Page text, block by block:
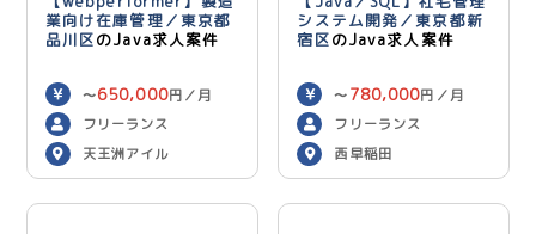
業向け在庫管理／東京都
品川区のJava求人案件
〜650,000円／月
フリーランス
天王洲アイル
システム開発／東京都新
宿区のJava求人案件
〜 780,000円／月
フリーランス
西早稲田